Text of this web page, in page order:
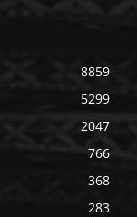
8859
5299
2047
766
368
283